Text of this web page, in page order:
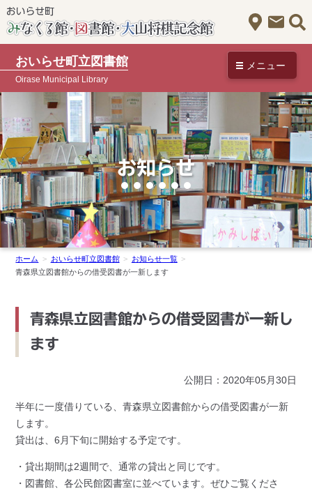
アクセス
お問
おいらせ町立図書館
Oirase Municipal Library
メニュー
お知らせ
ホーム おいらせ町立図書館
お知らせ一覧
青森県立図書館からの借受図書が一新します
青森県立図書館からの借受図書が一新し
ます
公開日：2020年05月30日
半年に一度借りている、青森県立図書館からの借受図書が一新
します。
貸出は、6月下旬に開始する予定です。
・貸出期間は2週間で、通常の貸出と同じです。
・図書館、各公民館図書室に並べています。ぜひご覧くださ